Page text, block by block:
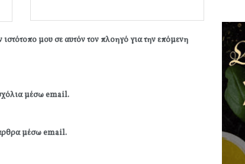
μου σε αυτόν τον πλοηγό για την επόμενη
μέσω email.
μέσω email.